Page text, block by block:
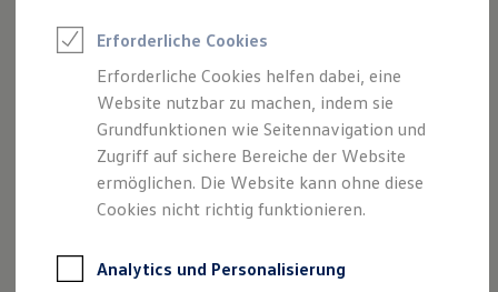
Fahrzeuge online kaufen
Digitaler Marktplatz
Kauf & Finanzierung
Online-Fahrzeugbewertung
Aktionen & Angebote
E-Auto-Förderung
Für Privatkunden
Für Gewerbekunden
Profi Paket
ProfiPartner für Gebrauchtwagen
sind?
Welche Vorteile habe ich beim
Online-Kauf?
Warum sind nicht alle
Volkswagen Nutzfahrzeuge
Partner und deren Fahrzeuge
verfügbar?
besichtigen?
Erforderliche Cookies
Erforderliche Cookies helfen dabei, eine
Website nutzbar zu machen, indem sie
Grundfunktionen wie Seitennavigation und
Zugriff auf sichere Bereiche der Website
ermöglichen. Die Website kann ohne diese
Cookies nicht richtig funktionieren.
Analytics und Personalisierung